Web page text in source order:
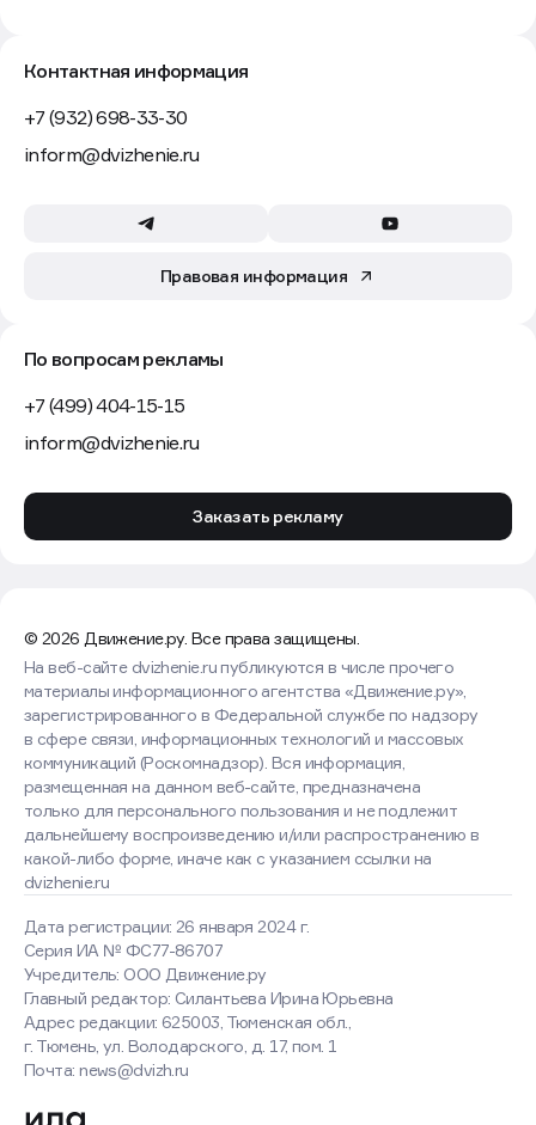
Контактная информация
+7 (932) 698-33-30
inform@dvizhenie.ru
Правовая информация
По вопросам рекламы
+7 (499) 404-15-15
inform@dvizhenie.ru
Заказать рекламу
© 2026 Движение.ру. Все права защищены.
Дата регистрации: 26 января 2024 г.
Серия ИА № ФС77-86707
Учредитель: ООО Движение.ру
Главный редактор: Силантьева Ирина Юрьевна
Адрес редакции: 625003, Тюменская обл.,
г. Тюмень, ул. Володарского, д. 17, пом. 1
Почта: news@dvizh.ru
На веб-сайте dvizhenie.ru публикуются в числе прочего
материалы информационного агентства «Движение.ру»,
зарегистрированного в Федеральной службе по надзору
в сфере связи, информационных технологий и массовых
коммуникаций (Роскомнадзор). Вся информация,
размещенная на данном веб-сайте, предназначена
только для персонального пользования и не подлежит
дальнейшему воспроизведению и/или распространению в
какой-либо форме, иначе как с указанием ссылки на
dvizhenie.ru